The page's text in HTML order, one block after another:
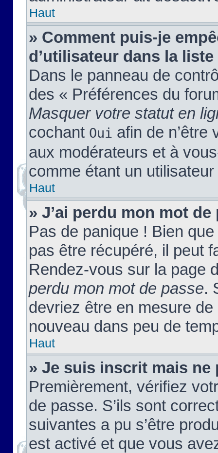
Haut
» Comment puis-je
d’utilisateur dans la
Dans le panneau de
des « Préférences du
Masquer votre statut en
cochant Oui afin de n’être
aux modérateurs et à
comme étant un
Haut
» J’ai perdu mon mot de
Pas de panique ! Bien
pas être récupéré, il peut
Rendez-vous sur la page
perdu mon mot de passe.
devriez être en mesure
nouveau dans peu de
Haut
» Je suis inscrit mais ne
Premièrement, vérifiez
de passe. S’ils sont
suivantes a pu s’être
est activé et que vous